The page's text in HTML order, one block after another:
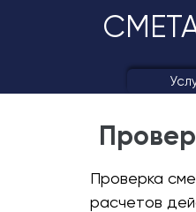
Проверка
расчетов